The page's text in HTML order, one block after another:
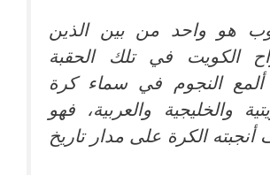
هو واحد من بين الذين
الكويت في تلك الحقبة
ألمع النجوم في سماء كرة
والخليجية والعربية، فهو
الكرة على مدار تاريخ